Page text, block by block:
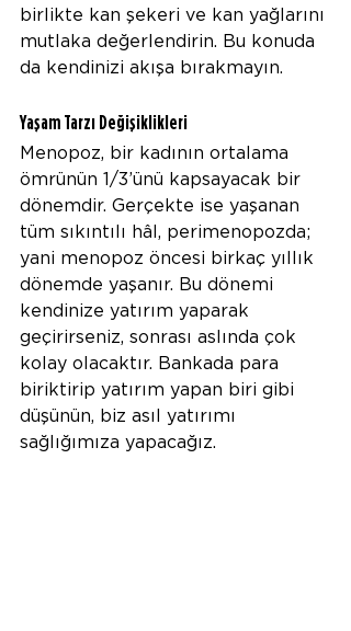
birlikte kan şekeri ve kan yağlarını
mutlaka değerlendirin. Bu konuda
da kendinizi akışa bırakmayın.
Yaşam Tarzı Değişiklikleri
Menopoz, bir kadının ortalama
ömrünün 1/3’ünü kapsayacak bir
dönemdir. Gerçekte ise yaşanan
tüm sıkıntılı hâl, perimenopozda;
yani menopoz öncesi birkaç yıllık
dönemde yaşanır. Bu dönemi
kendinize yatırım yaparak
geçirirseniz, sonrası aslında çok
kolay olacaktır. Bankada para
biriktirip yatırım yapan biri gibi
düşünün, biz asıl yatırımı
sağlığımıza yapacağız.